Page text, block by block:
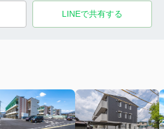
LINEで共有する